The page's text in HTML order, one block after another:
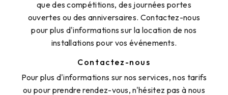
que des compétitions, des journées portes
ouvertes ou des anniversaires. Contactez-nous
pour plus d'informations sur la location de nos
installations pour vos événements.
Contactez-nous
Pour plus d'informations sur nos services, nos tarifs
ou pour prendre rendez-vous, n'hésitez pas à nous